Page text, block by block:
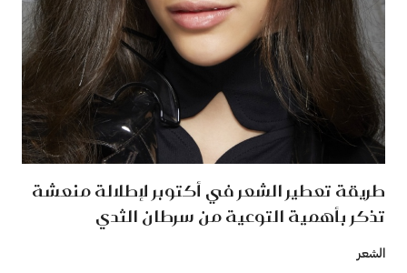
طريقة تعطير الشعر في أكتوبر لإطلالة منعشة
تذكر بأهمية التوعية من سرطان الثدي
الشعر